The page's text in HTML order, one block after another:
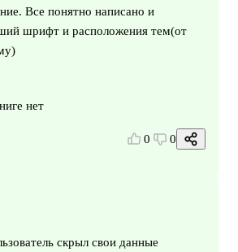
Все понятно написано и
шрифт и расположения тем(от
нет
0 0
скрыл свои данные